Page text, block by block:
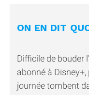
ON EN DIT
Difficile de bouder
abonné à
journée tombent